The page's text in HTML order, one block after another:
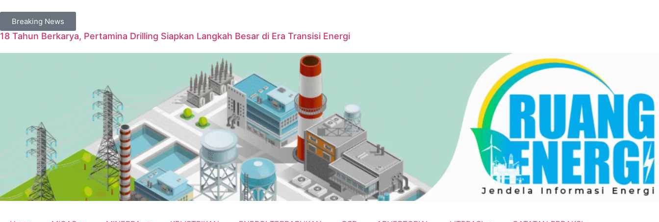
Breaking News
18 Tahun Berkarya, Pertamina Drilling Siapkan Langkah Besar di Era Transisi Energi